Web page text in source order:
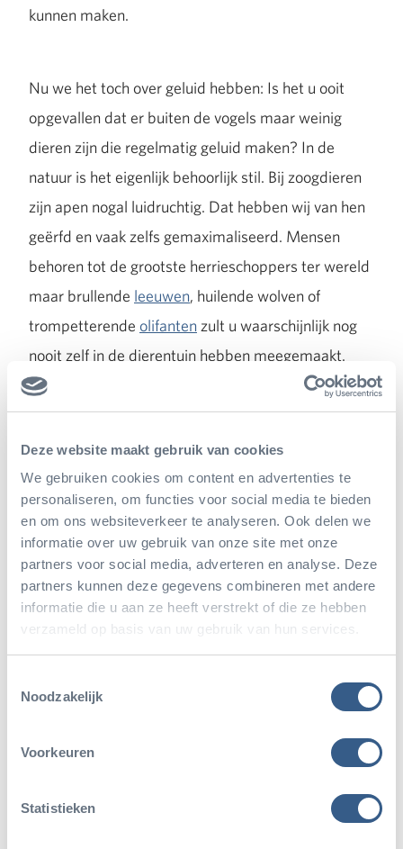
Deze website maakt gebruik van cookies
We gebruiken cookies om content en advertenties te
personaliseren, om functies voor social media te bieden
en om ons websiteverkeer te analyseren. Ook delen we
informatie over uw gebruik van onze site met onze
partners voor social media, adverteren en analyse. Deze
partners kunnen deze gegevens combineren met andere
informatie die u aan ze heeft verstrekt of die ze hebben
verzameld op basis van uw gebruik van hun services.
Noodzakelijk
Voorkeuren
Statistieken
kunnen maken.
Nu we het toch over geluid hebben: Is het u ooit
opgevallen dat er buiten de vogels maar weinig
dieren zijn die regelmatig geluid maken? In de
natuur is het eigenlijk behoorlijk stil. Bij zoogdieren
zijn apen nogal luidruchtig. Dat hebben wij van hen
geërfd en vaak zelfs gemaximaliseerd. Mensen
behoren tot de grootste herrieschoppers ter wereld
maar brullende leeuwen, huilende wolven of
trompetterende olifanten zult u waarschijnlijk nog
nooit zelf in de dierentuin hebben meegemaakt.
Veel luidruchtiger dan zoogdieren zijn bijvoorbeeld
insecten als sprinkhanen, cicaden en krekels. Bij de
gewervelde dieren zijn de kikkers en padden ook
wel gesteld op geluid. Ze maken dat geluid met hun
keel of soms met speciale kwaakblazen. In de Bush
zijn de aanwezige tropische kikkers pas te horen
wanneer het ’s nachts boven de 23◦C blijft en de
dagen lang genoeg zijn. In de zomer zijn ze elke
nacht te horen. Het zijn typisch staccato-tonen die
je dus goed zou moeten kunnen lokaliseren. Maar
als u deze zomer met de zomeravondactiviteiten
meedoet en tegen schemer in de Bush bent, zal dat
lokaliseren vies tegenvallen. Soms staan er hele
waterplasje waar geheid kikkertjes in moeten zitten